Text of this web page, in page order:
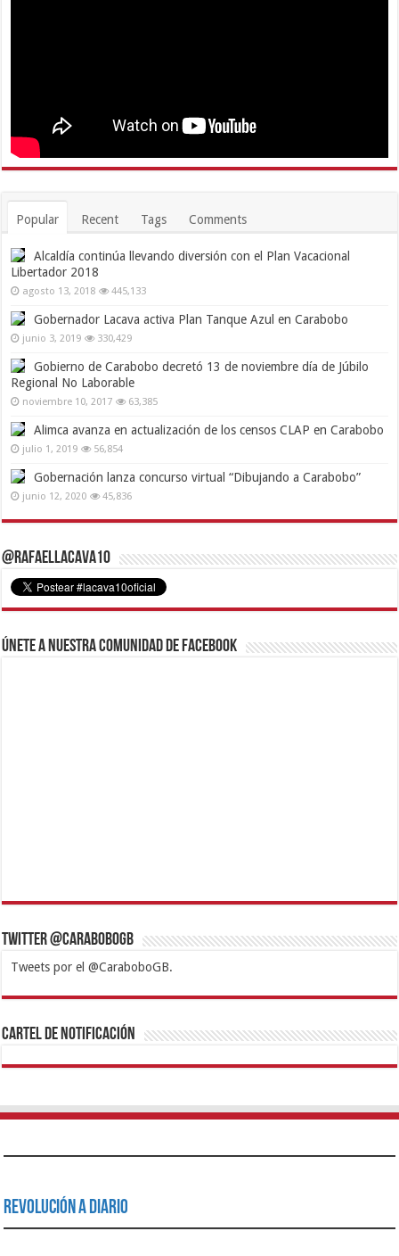
Popular Recent Tags Comments
Alcaldía continúa llevando diversión con el Plan Vacacional
Libertador 2018
agosto 13, 2018 445,133
Gobernador Lacava activa Plan Tanque Azul en Carabobo
junio 3, 2019 330,429
Gobierno de Carabobo decretó 13 de noviembre día de Júbilo
Regional No Laborable
noviembre 10, 2017 63,385
Alimca avanza en actualización de los censos CLAP en Carabobo
julio 1, 2019 56,854
Gobernación lanza concurso virtual “Dibujando a Carabobo”
junio 12, 2020 45,836
@RafaelLacava10
Únete a nuestra comunidad de Facebook
Twitter @CaraboboGB
Tweets por el @CaraboboGB.
1xbetBetturkeyBetistKralbetSupertotobetTipobetMatadorbetMariobet
https://mvbcasino.com/
Cartel de Notificación
Revolución a Diario